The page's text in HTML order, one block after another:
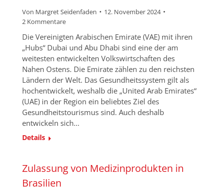
Von Margret Seidenfaden
12. November 2024
2 Kommentare
Die Vereinigten Arabischen Emirate (VAE) mit ihren
„Hubs“ Dubai und Abu Dhabi sind eine der am
weitesten entwickelten Volkswirtschaften des
Nahen Ostens. Die Emirate zählen zu den reichsten
Ländern der Welt. Das Gesundheitssystem gilt als
hochentwickelt, weshalb die „United Arab Emirates“
(UAE) in der Region ein beliebtes Ziel des
Gesundheitstourismus sind. Auch deshalb
entwickeln sich…
Details
Zulassung von Medizinprodukten in
Brasilien